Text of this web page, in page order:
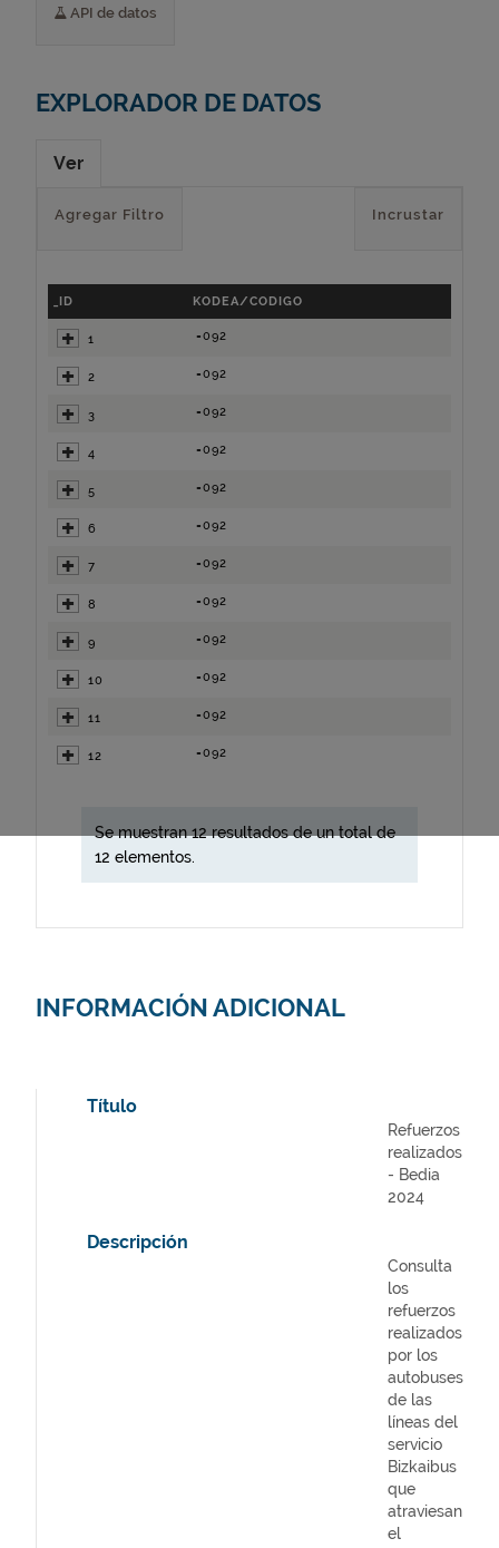
API de datos
EXPLORADOR DE DATOS
Ver
Incrustar
Agregar Filtro
_ID KODEA/CODIGO
1 =092
2 =092
3 =092
4 =092
5 =092
6 =092
7 =092
8 =092
9 =092
10 =092
11 =092
12 =092
Se muestran 12 resultados de un total de
12 elementos.
INFORMACIÓN ADICIONAL
Título
Refuerzos
realizados
- Bedia
2024
Descripción
Consulta
los
refuerzos
realizados
por los
autobuses
de las
líneas del
servicio
Bizkaibus
que
atraviesan
el